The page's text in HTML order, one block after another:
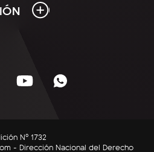
Nº 1732
- Dirección Nacional del Derecho